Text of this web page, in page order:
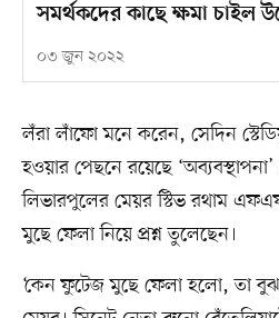
সমর্থকদের কাছে ক্ষমা চাইল
০৩ জুন ২০২২
লঁরা লাঁফো মনে করেন, সেদিন
হওয়ার পেছনে রয়েছে
লিভারপুলের মেয়র স্টিভ রথাম
মুছে ফেলা নিয়ে প্রশ্ন তুলেছেন।
‘কেন ফুটেজ মুছে ফেলা হলো, তা